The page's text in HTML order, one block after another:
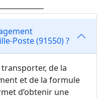
Poste (91550) ?
de la
et de la formule
d’obtenir une